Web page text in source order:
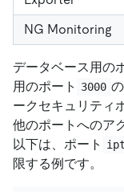
NG Monitoring
データベース用の
用のポート
3000
ークセキュリティ
他のポートへのア
以下は、ポート
限する例です。